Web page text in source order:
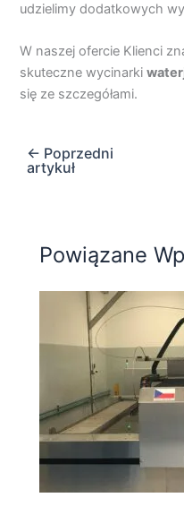
udzielimy dodatkowych
W naszej ofercie Klienci
skuteczne wycinarki
się ze szczegółami.
← Poprzedni
artykuł
Powiązane